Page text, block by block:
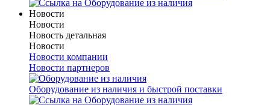
Новости
Новости
Новость детальная
Новости
Новости компании
Новости партнеров
Оборудование из наличия и быстрой поставки